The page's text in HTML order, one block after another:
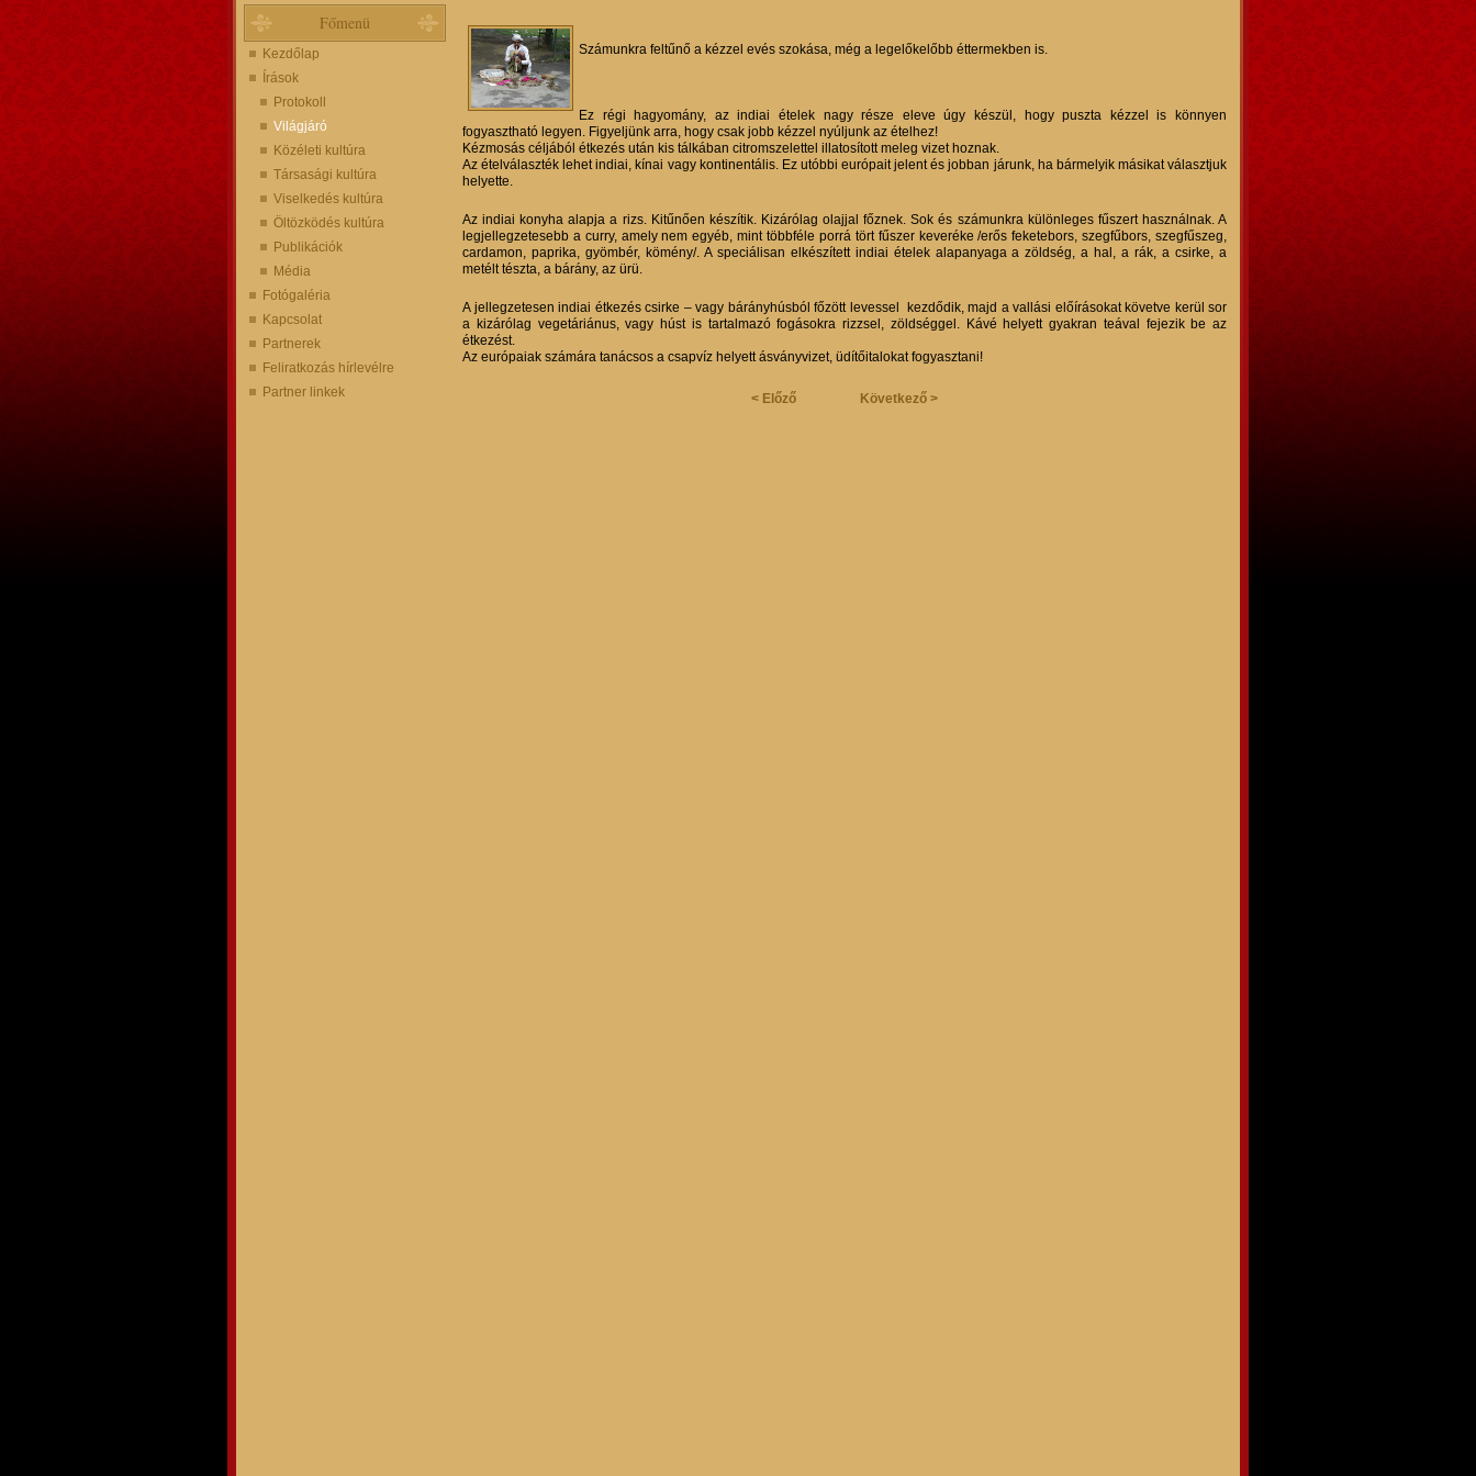
Főmenü
Kezdőlap
Írások
Protokoll
Világjáró
Közéleti kultúra
Társasági kultúra
Viselkedés kultúra
Öltözködés kultúra
Publikációk
Média
Fotógaléria
Kapcsolat
Partnerek
Feliratkozás hírlevélre
Partner linkek
Számunkra feltűnő a kézzel evés szokása, még a legelőkelőbb éttermekben is.
Ez régi hagyomány, az indiai ételek nagy része eleve úgy készül, hogy puszta kézzel is könnyen
fogyasztható legyen. Figyeljünk arra, hogy csak jobb kézzel nyúljunk az ételhez!
Kézmosás céljából étkezés után kis tálkában citromszelettel illatosított meleg vizet hoznak.
Az ételválaszték lehet indiai, kínai vagy kontinentális. Ez utóbbi európait jelent és jobban járunk, ha bármelyik másikat választjuk
helyette.
Az indiai konyha alapja a rizs. Kitűnően készítik. Kizárólag olajjal főznek. Sok és számunkra különleges fűszert használnak. A
legjellegzetesebb a curry, amely nem egyéb, mint többféle porrá tört fűszer keveréke /erős feketebors, szegfűbors, szegfűszeg,
cardamon, paprika, gyömbér, kömény/. A speciálisan elkészített indiai ételek alapanyaga a zöldség, a hal, a rák, a csirke, a
metélt tészta, a bárány, az ürü.
A jellegzetesen indiai étkezés csirke – vagy bárányhúsból főzött levessel kezdődik, majd a vallási előírásokat követve kerül sor
a kizárólag vegetáriánus, vagy húst is tartalmazó fogásokra rizzsel, zöldséggel. Kávé helyett gyakran teával fejezik be az
étkezést.
Az európaiak számára tanácsos a csapvíz helyett ásványvizet, üdítőitalokat fogyasztani!
< Előző Következő >